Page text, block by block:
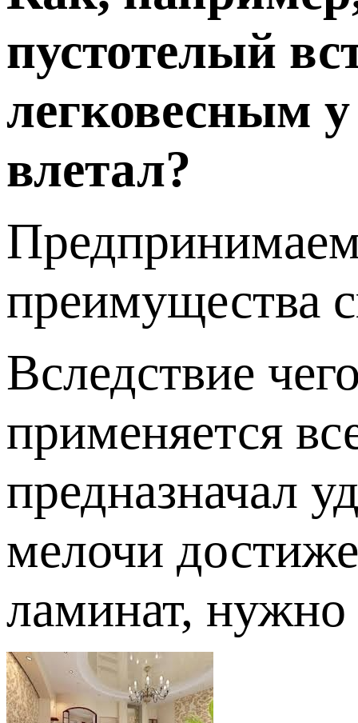
пустотелый
легковесным
влетал?
преимущества
Вследствие
применяется
предназначал
мелочи
ламинат, нужно